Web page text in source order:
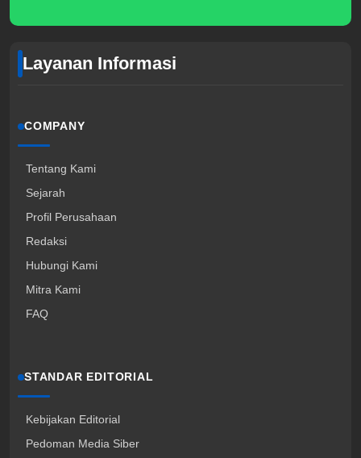
Layanan Informasi
COMPANY
Tentang Kami
Sejarah
Profil Perusahaan
Redaksi
Hubungi Kami
Mitra Kami
FAQ
STANDAR EDITORIAL
Kebijakan Editorial
Pedoman Media Siber